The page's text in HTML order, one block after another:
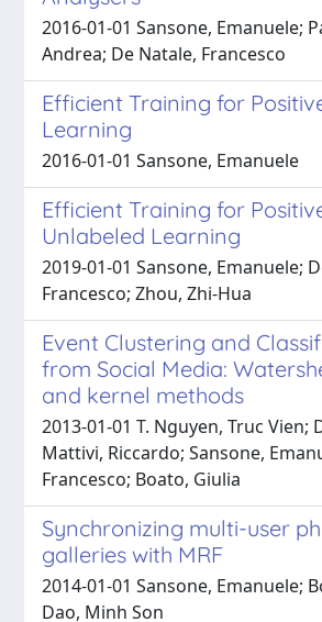
2016-01-01 Sansone, Emanuele;
Andrea; De Natale, Francesco
Efficient Training for
Learning
2016-01-01 Sansone, Emanuele
Efficient Training for
Unlabeled Learning
2019-01-01 Sansone, Emanuele;
Francesco; Zhou, Zhi-Hua
Event Clustering and
from Social Media:
and kernel methods
2013-01-01 T. Nguyen, Truc Vien;
Mattivi, Riccardo; Sansone,
Francesco; Boato, Giulia
Synchronizing multi-user
galleries with MRF
2014-01-01 Sansone, Emanuele;
Dao, Minh Son